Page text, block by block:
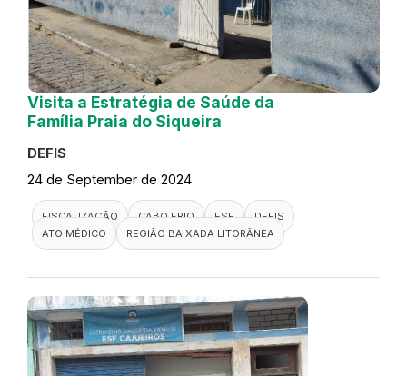
Visita a Estratégia de Saúde da
Família Praia do Siqueira
DEFIS
24 de September de 2024
FISCALIZAÇÃO CABO FRIO ESF
DEFIS
ATO MÉDICO
REGIÃO BAIXADA LITORÂNEA